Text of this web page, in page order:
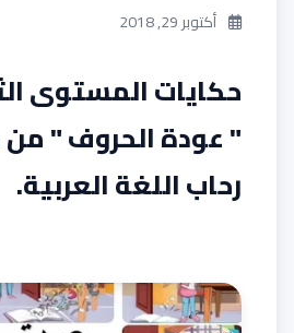
أكتوبر 29, 2018
حكايات المستوى
" عودة الحروف "
رحاب اللغة العربية.